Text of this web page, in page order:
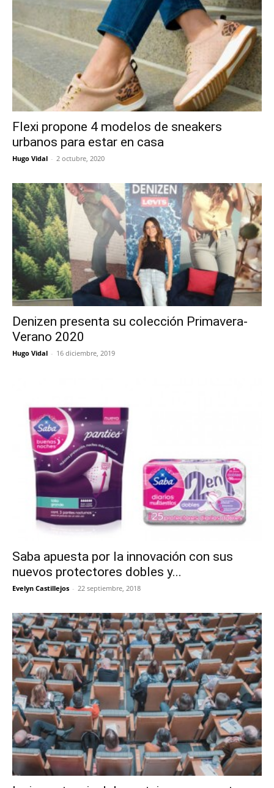
Flexi propone 4 modelos de sneakers
urbanos para estar en casa
Hugo Vidal - 2 octubre, 2020
Denizen presenta su colección Primavera-
Verano 2020
Hugo Vidal - 16 diciembre, 2019
Saba apuesta por la innovación con sus
nuevos protectores dobles y...
Evelyn Castillejos - 22 septiembre, 2018